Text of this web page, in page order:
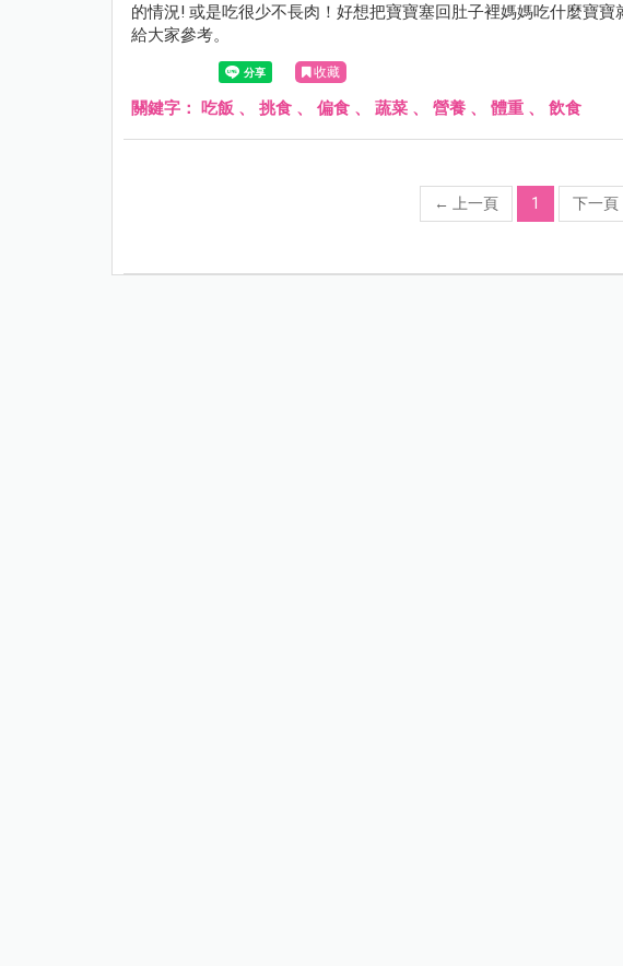
的情況! 或是吃很少不長肉！好想把寶寶塞回肚子裡媽媽吃什麼寶
給大家參考。
收藏
關鍵字： 吃飯 、 挑食 、 偏食 、 蔬菜 、 營養 、 體重 、 飲食
← 上一頁 1 下一頁